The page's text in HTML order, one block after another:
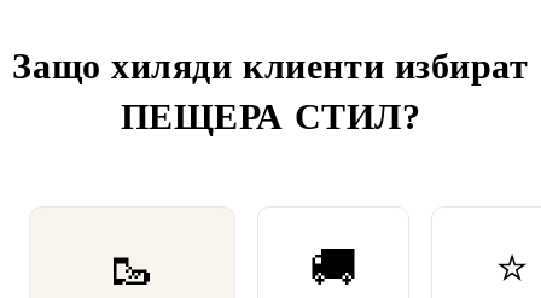
Защо хиляди клиенти избират
ПЕЩЕРА СТИЛ?
🥾 🚚 ⭐